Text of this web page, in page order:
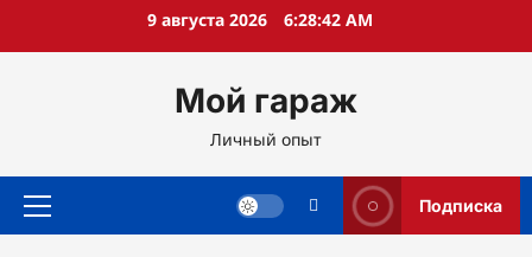
9 августа 2026 6:28:43 AM
Мой гараж
Личный опыт
Основное
Подписка